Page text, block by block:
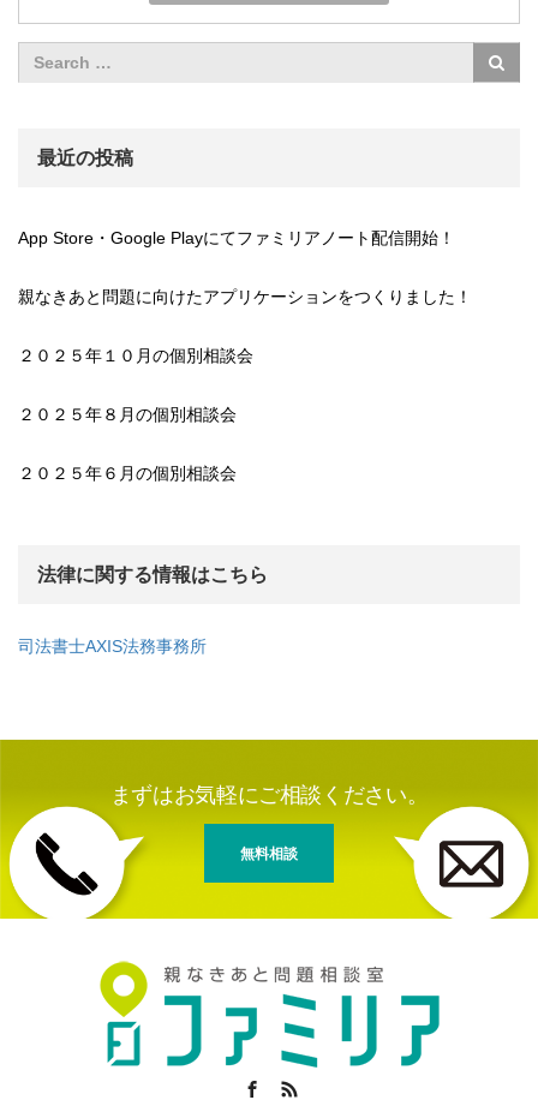
最近の投稿
App Store・Google Playにてファミリアノート配信開始！
親なきあと問題に向けたアプリケーションをつくりました！
２０２５年１０月の個別相談会
２０２５年８月の個別相談会
２０２５年６月の個別相談会
法律に関する情報はこちら
司法書士AXIS法務事務所
まずはお気軽にご相談ください。
無料相談
Facebook